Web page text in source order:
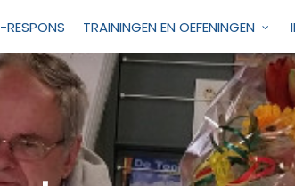
TRAININGEN EN OEFENINGEN